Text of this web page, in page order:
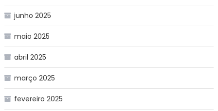
junho 2025
maio 2025
abril 2025
março 2025
fevereiro 2025